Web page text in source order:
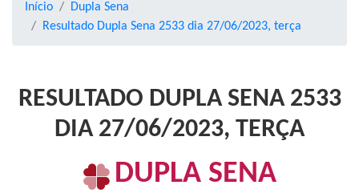
Início
Dupla Sena
Resultado Dupla Sena 2533 dia 27/06/2023, terça
RESULTADO DUPLA SENA 2533
DIA 27/06/2023, TERÇA
DUPLA SENA